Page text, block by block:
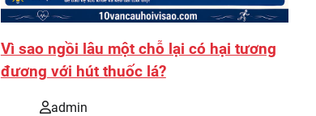
Vì sao ngồi lâu một chỗ lại có hại tương
đương với hút thuốc lá?
admin